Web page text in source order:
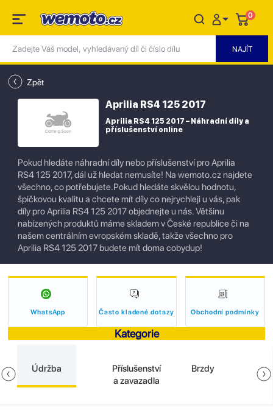
0
Zpět
Aprilia RS4 125 2017
Aprilia RS4 125 2017 – Náhradní díly a
příslušenství online
Pokud hledáte náhradní díly nebo příslušenství pro Aprilia
RS4 125 2017, dál už hledat nemusíte! Na wemoto.cz najdete
všechno, co potřebujete.Pokud hledáte skvělou hodnotu,
špičkovou kvalitu a chcete mít díly co nejrychleji u vás, pak
díly pro Aprilia RS4 125 2017 objednejte u nás. Většinu
nabízených produktů máme skladem v České republice či na
našem centrálním evropském skladě, takže všechno pro
Aprilia RS4 125 2017 budete mít doma cobydup!
WhatsApp Často kladené dotazy Obchodní podmínky
Kategorie
Údržba
Příslušenství
a zavazadla
Brzdy